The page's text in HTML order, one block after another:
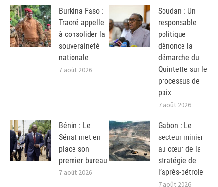
Burkina Faso :
Traoré appelle
à consolider la
souveraineté
nationale
7 août 2026
Soudan : Un
responsable
politique
dénonce la
démarche du
Quintette sur le
processus de
paix
7 août 2026
Bénin : Le
Sénat met en
place son
premier bureau
7 août 2026
Gabon : Le
secteur minier
au cœur de la
stratégie de
l’après-pétrole
7 août 2026